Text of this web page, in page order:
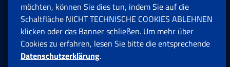
Cookie einstellungen
Multikanal-Contact Center
möchten, können Sie dies tun, indem Sie auf die
Schaltfläche NICHT TECHNISCHE COOKIES ABLEHNEN
klicken oder das Banner schließen. Um mehr über
Cookies zu erfahren, lesen Sie bitte die entsprechende
Datenschutzerklärung.